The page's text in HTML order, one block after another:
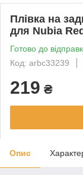
Плівка на
для Nubia
Готово до
Код: arbc33239
219 ₴
Опис